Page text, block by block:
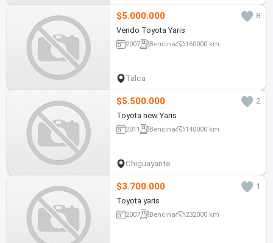
$5.000.000
8
Vendo Toyota Yaris
2007 Bencina 160000 km
Talca
$5.500.000
2
Toyota new Yaris
2011 Bencina 140000 km
Chiguayante
$3.700.000
1
Toyota yaris
2007 Bencina 232000 km